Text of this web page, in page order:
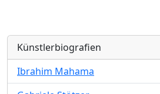
Künstlerbiografien
Ibrahim Mahama